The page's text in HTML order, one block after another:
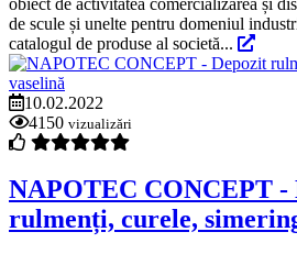
obiect de activitatea comercializarea și
de scule și unelte pentru domeniul
catalogul de produse al societă...
10.02.2022
4150 vizualizări
NAPOTEC CONCEPT -
rulmenți, curele,